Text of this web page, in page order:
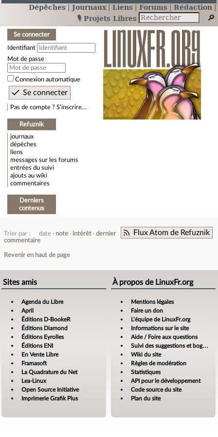
Dépêches Journaux Liens Forums
Rédaction
🎙️ Projets Libres
Se connecter
Identifiant
Mot de passe
Connexion automatique
Pas de compte ? S’inscrire…
Refuznik
journaux
dépêches
liens
messages sur les forums
entrées du suivi
ajouts au wiki
commentaires
Derniers
contenus
Flux Atom de Refuznik
Trier par : date note intérêt
dernier
commentaire
Revenir en haut de page
Sites amis
Agenda du Libre
April
Éditions D-BookeR
Éditions Diamond
Éditions Eyrolles
Éditions ENI
En Vente Libre
Framasoft
La Quadrature du Net
Lea-Linux
Open Source Initiative
Imprimerie Grafik Plus
À propos de LinuxFr.org
Mentions légales
Faire un don
L’équipe de LinuxFr.org
Informations sur le site
Aide / Foire aux questions
Suivi des suggestions et bogues
Wiki du site
Règles de modération
Statistiques
API pour le développement
Code source du site
Plan du site